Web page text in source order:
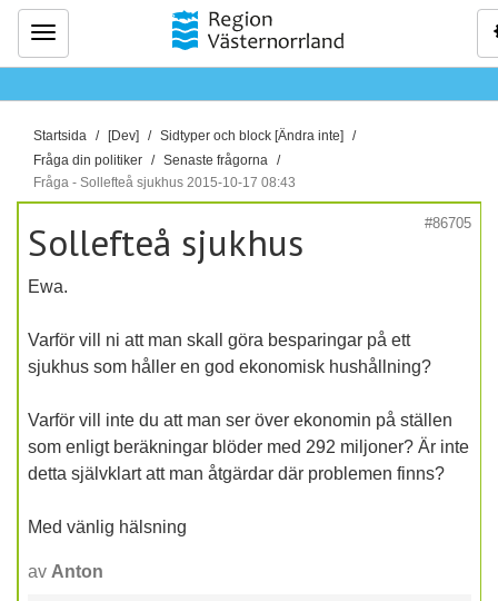
Meny
D
u
ä
h
r
Startsida [Dev]
Sidtyper och block [Ändra inte]
Fråga din politiker
Senaste frågorna
Fråga - Sollefteå sjukhus 2015-10-17 08:43
#86705
Sollefteå sjukhus
Ewa.
Varför vill ni att man skall göra besparingar på ett
sjukhus som håller en god ekonomisk hushållning?
Varför vill inte du att man ser över ekonomin på ställen
som enligt beräkningar blöder med 292 miljoner? Är inte
detta självklart att man åtgärdar där problemen finns?
Med vänlig hälsning
av Anton